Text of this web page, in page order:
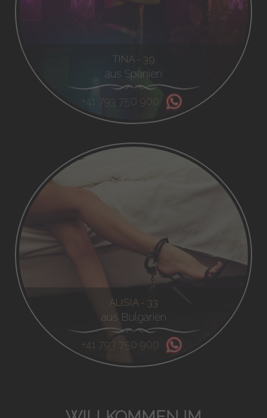
TINA - 39
aus Spanien
+41 793 750 900
ALISIA - 33
aus Bulgarien
+41 793 750 900